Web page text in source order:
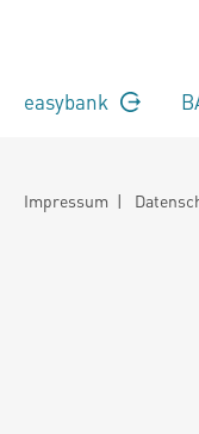
easybank
Impressum |